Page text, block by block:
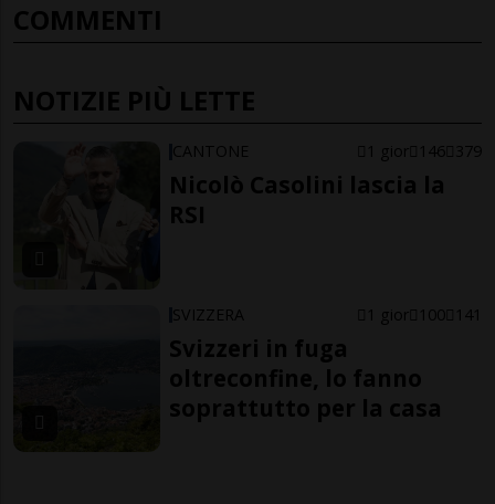
COMMENTI
NOTIZIE PIÙ LETTE
CANTONE 1 gior 146 379
Nicolò Casolini lascia la
RSI
SVIZZERA 1 gior 100 141
Svizzeri in fuga
oltreconfine, lo fanno
soprattutto per la casa